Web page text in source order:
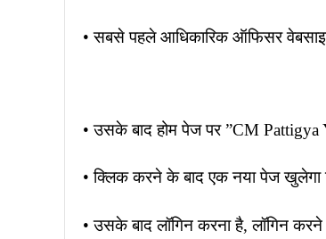
• सबसे पहले आधिकारिक ऑफिसर
• उसके बाद होम पेज पर ”CM
• क्लिक करने के बाद एक नया पेज
• उसके बाद लॉगिन करना है, लॉगिन